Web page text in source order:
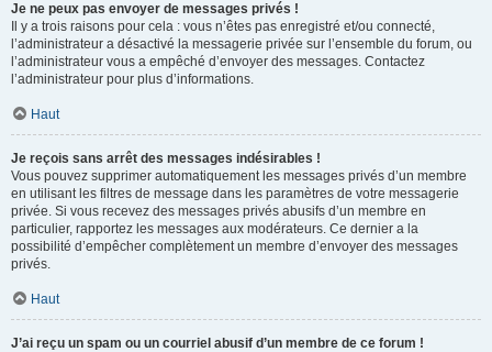
Je ne peux pas envoyer de messages privés !
Il y a trois raisons pour cela : vous n’êtes pas enregistré et/ou connecté,
l’administrateur a désactivé la messagerie privée sur l’ensemble du forum, ou
l’administrateur vous a empêché d’envoyer des messages. Contactez
l’administrateur pour plus d’informations.
Haut
Je reçois sans arrêt des messages indésirables !
Vous pouvez supprimer automatiquement les messages privés d’un membre
en utilisant les filtres de message dans les paramètres de votre messagerie
privée. Si vous recevez des messages privés abusifs d’un membre en
particulier, rapportez les messages aux modérateurs. Ce dernier a la
possibilité d’empêcher complètement un membre d’envoyer des messages
privés.
Haut
J’ai reçu un spam ou un courriel abusif d’un membre de ce forum !